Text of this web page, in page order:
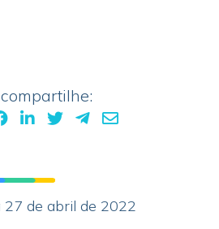
compartilhe:
27 de abril de 2022